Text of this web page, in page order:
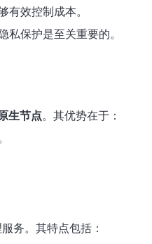
有效控制成本。
私保护是至关重要的。
生节点。其优势在于：
务。其特点包括：